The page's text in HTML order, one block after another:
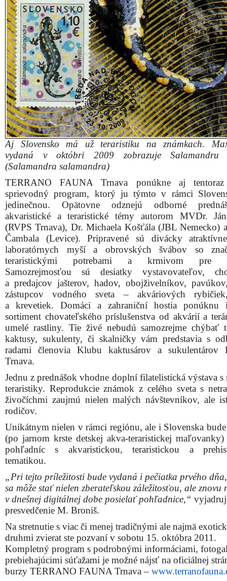
TERRANO FAUNA Trnava ponúkne aj
sprievodný program, ktorý ju týmto v rámci
jedinečnou. Opätovne odznejú odborné
akvaristické a teraristické témy autorom MVDr.
(RVPS Trnava), Dr. Michaela Košťála (JBL Nemecko)
Čambala (Levice). Pripravené sú divácky
laboratórnych myší a obrovských švábov so
teraristickými potrebami a krmivom pre
Samozrejmosťou sú desiatky vystavovateľov,
a predajcov jašterov, hadov, obojživelníkov,
zástupcov vodného sveta – akváriových
a krevetiek. Domáci a zahraniční hostia
sortiment chovateľského príslušenstva od akvárií a
umelé rastliny. Tie živé nebudú samozrejme chýbať
kaktusy, sukulenty, či skalničky vám predstavia s
radami členovia Klubu kaktusárov a sukulentárov
Trnava.
Jednu z prednášok vhodne doplní filatelistická výstava
teraristiky. Reprodukcie známok z celého sveta s
živočíchmi zaujmú nielen malých návštevníkov, ale
rodičov.
Unikátnym nielen v rámci regiónu, ale i Slovenska bude
(po jarnom krste detskej akva-teraristickej
pohľadníc s akvaristickou, teraristickou a
tematikou.
„Pri tejto príležitosti bude vydaná i pečiatka prvého
sa môže stať nielen zberateľskou záležitosťou, ale znovu
v dnešnej digitálnej dobe posielať pohľadnice,“
presvedčenie M. Broniš.
Na stretnutie s viac či menej tradičnými ale najmä
druhmi zvierat ste pozvaní v sobotu 15. októbra 2011.
Kompletný program s podrobnými informáciami,
prebiehajúcimi súťažami je možné nájsť na oficiálnej
burzy TERRANO FAUNA Trnava –
ČASOVÝ HARMONOGRAM JESENNÉHO PODUJATIA
Odborné prednášky (miestnosť 12)
10.00 hod. Teraristika a zberateľská vášeň (Štefan Čambal, Levice)
10.20 hod. Terárium ako zrkadlo prírody (Dr. Michael Košťál, JBL
10.40 hod. CITES legislatíva v chove zvierat
Puma v okolí Trnavy, mýtus alebo skutočnosť? (MVDr. Ján Šiška, Trnava)
Veterinárna poradňa
Od 10.00 hod. MVDr. Andrej Broz, Zvieracia klinika plus Trnava
Preteky švábov a myší (predsálie)
9.00-10.45 hod. prezentácia na súťaže
11.00 hod. začiatok súťaží laboratórnych myší a obrovských švábov
Maľovanie na tvár (predsálie)
9.00-14.00 hod. Ing. Mária Behílová, Trnava